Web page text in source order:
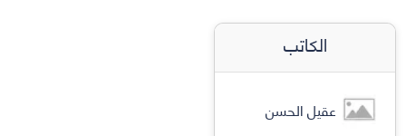
الكاتب
عقيل الحسن